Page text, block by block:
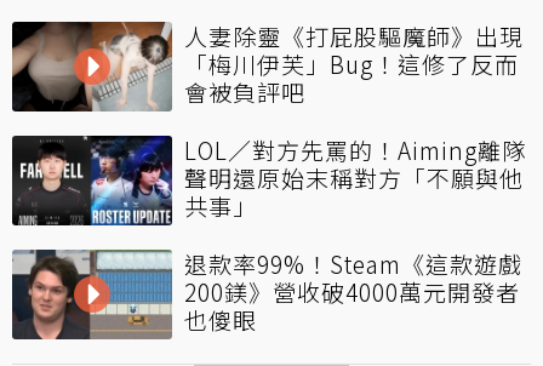
人妻除靈《打屁股驅魔師》出現
「梅川伊芙」Bug！這修了反而
會被負評吧
LOL／對方先罵的！Aiming離隊
聲明還原始末稱對方「不願與他
共事」
退款率99%！Steam《這款遊戲
200鎂》營收破4000萬元開發者
也傻眼